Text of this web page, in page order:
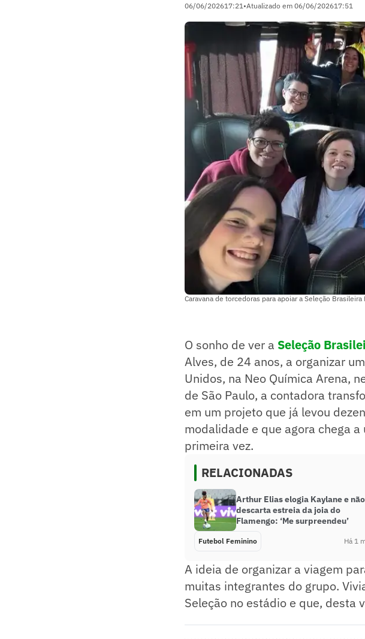
06/06/202617:21•Atualizado em 06/06/202617:51
Caravana de torcedoras para apoiar a Seleção
O sonho de ver a Seleção
Alves, de 24 anos, a organizar
Unidos, na Neo Química Arena,
de São Paulo, a contadora
em um projeto que já levou
modalidade e que agora chega
primeira vez.
RELACIONADAS
Arthur Elias elogia Kaylane e não
descarta estreia da joia do
Flamengo: ‘Me surpreendeu’
Futebol Feminino Há 1
A ideia de organizar a viagem
muitas integrantes do grupo.
Seleção no estádio e que, desta